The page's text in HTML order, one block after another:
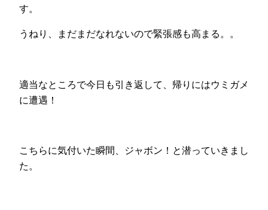
す。
うねり、まだまだなれないので緊張感も高まる。。
適当なところで今日も引き返して、帰りにはウミガメ
に遭遇！
こちらに気付いた瞬間、ジャボン！と潜っていきまし
た。